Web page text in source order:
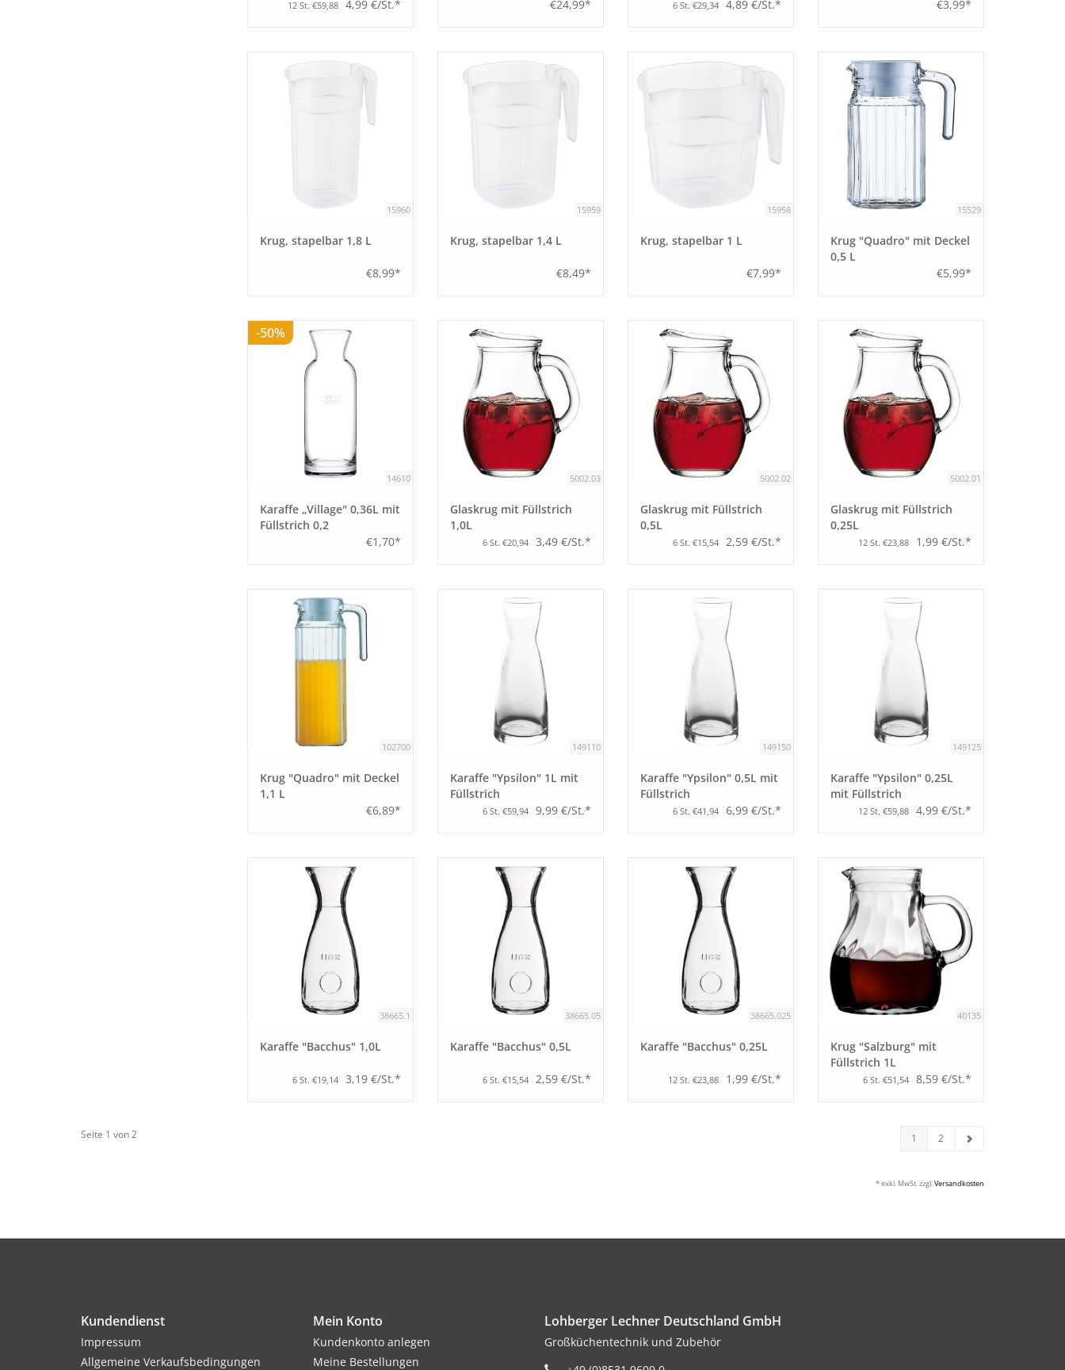
12 St. €59,88 4,99 €/St.* €24,99* 6 St. €29,34 4,89 €/St.*
€3,99*
15960
Krug, stapelbar 1,8 L
€8,99*
15959
Krug, stapelbar 1,4 L
€8,49*
15958
Krug, stapelbar 1 L
€7,99*
15529
Krug "Quadro" mit Deckel
0,5 L
€5,99*
-50%
14610
Karaffe „Village" 0,36L mit
Füllstrich 0,2
€1,70*
5002.03
Glaskrug mit Füllstrich
1,0L
6 St. €20,94 3,49 €/St.*
5002.02
Glaskrug mit Füllstrich
0,5L
6 St. €15,54 2,59 €/St.*
5002.01
Glaskrug mit Füllstrich
0,25L
12 St. €23,88 1,99 €/St.*
102700
Krug "Quadro" mit Deckel
1,1 L
€6,89*
149110
Karaffe "Ypsilon" 1L mit
Füllstrich
6 St. €59,94 9,99 €/St.*
149150
Karaffe "Ypsilon" 0,5L mit
Füllstrich
6 St. €41,94 6,99 €/St.*
149125
Karaffe "Ypsilon" 0,25L
mit Füllstrich
12 St. €59,88 4,99 €/St.*
38665.1
Karaffe "Bacchus" 1,0L
6 St. €19,14 3,19 €/St.*
38665.05
Karaffe "Bacchus" 0,5L
6 St. €15,54 2,59 €/St.*
38665.025
Karaffe "Bacchus" 0,25L
12 St. €23,88 1,99 €/St.*
40135
Krug "Salzburg" mit
Füllstrich 1L
6 St. €51,54 8,59 €/St.*
Seite 1 von 2 1 2
* exkl. MwSt. zzgl. Versandkosten
Kundendienst
Impressum
Allgemeine Verkaufsbedingungen
Mein Konto
Kundenkonto anlegen
Meine Bestellungen
Lohberger Lechner Deutschland GmbH
Großküchentechnik und Zubehör